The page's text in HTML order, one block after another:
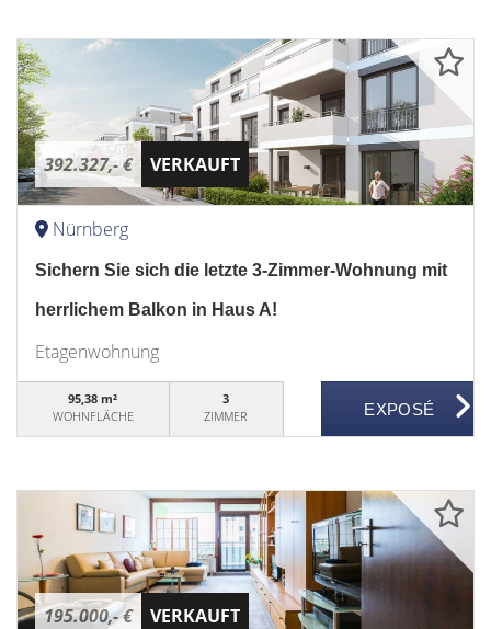
392.327,- € VERKAUFT
Nürnberg
Sichern Sie sich die letzte 3-Zimmer-Wohnung mit
herrlichem Balkon in Haus A!
Etagenwohnung
95,38 m²
WOHNFLÄCHE
3
ZIMMER
195.000,- € VERKAUFT